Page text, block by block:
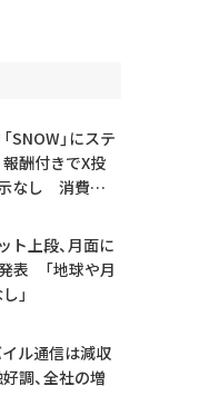
SNOW」にステ
酬付きでX投
なし 消費者
ト上段、月面に
表 「地球や月
」
イル通信は減収
調、全社の増